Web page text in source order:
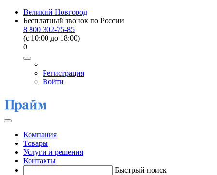
Великий Новгород
Бесплатный звонок по России
8 800 302-75-85
(c 10:00 до 18:00)
0
Регистрация
Войти
Компания
Товары
Услуги и решения
Контакты
Быстрый поиск